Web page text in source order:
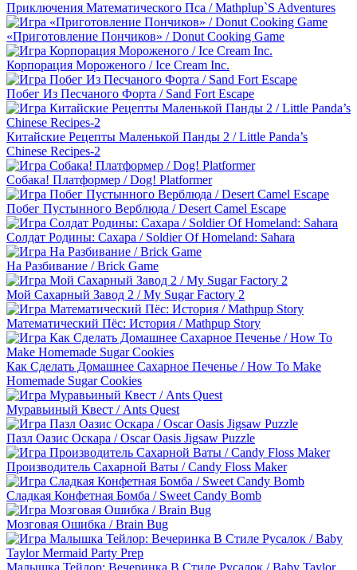
Приключения Математического Пса / Mathplup`S Adventures
«Приготовление Пончиков» / Donut Cooking Game
Корпорация Мороженого / Ice Cream Inc.
Побег Из Песчаного Форта / Sand Fort Escape
Китайские Рецепты Маленькой Панды 2 / Little Panda’s
Chinese Recipes-2
Собака! Платформер / Dog! Platformer
Побег Пустынного Верблюда / Desert Camel Escape
Солдат Родины: Сахара / Soldier Of Homeland: Sahara
На Разбивание / Brick Game
Мой Сахарный Завод 2 / My Sugar Factory 2
Математический Пёс: История / Mathpup Story
Как Сделать Домашнее Сахарное Печенье / How To Make
Homemade Sugar Cookies
Муравьиный Квест / Ants Quest
Пазл Оазис Оскара / Oscar Oasis Jigsaw Puzzle
Производитель Сахарной Ваты / Candy Floss Maker
Сладкая Конфетная Бомба / Sweet Candy Bomb
Мозговая Ошибка / Brain Bug